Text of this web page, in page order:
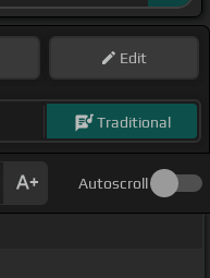
Edit
Traditional
Autoscroll